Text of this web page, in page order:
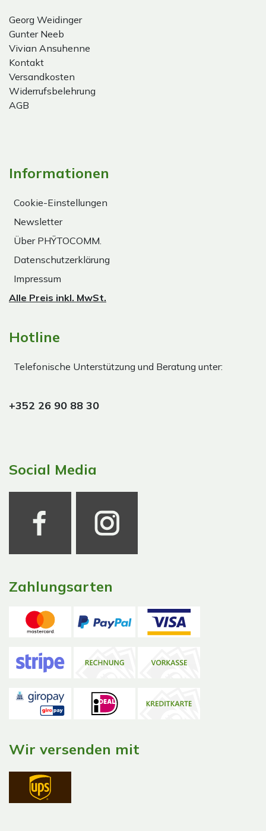
Georg Weidinger
Gunter Neeb
Vivian Ansuhenne
Kontakt
Versandkosten
Widerrufsbelehrung
AGB
Informationen
Cookie-Einstellungen
Newsletter
Über PHŸTOCOMM.
Datenschutzerklärung
Impressum
Alle Preis inkl. MwSt.
Hotline
Telefonische Unterstützung und Beratung unter:
+352 26 90 88 30
Social Media
Zahlungsarten
Wir versenden mit